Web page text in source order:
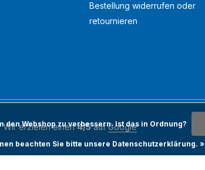
Bestellung widerrufen oder
retournieren
Wir erzielen einen4/5aufGoogle
Webshop zu verbessern. Ist das in Ordnung?
beachten Sie bitte unsere Datenschutzerklärung. »